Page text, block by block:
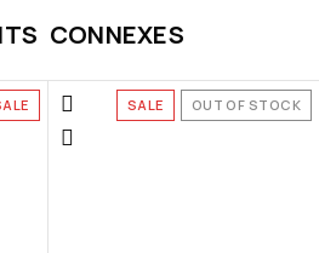
CONNEXES
SALE OUT OF STOCK